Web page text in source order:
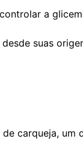
a
suas
carqueja, um